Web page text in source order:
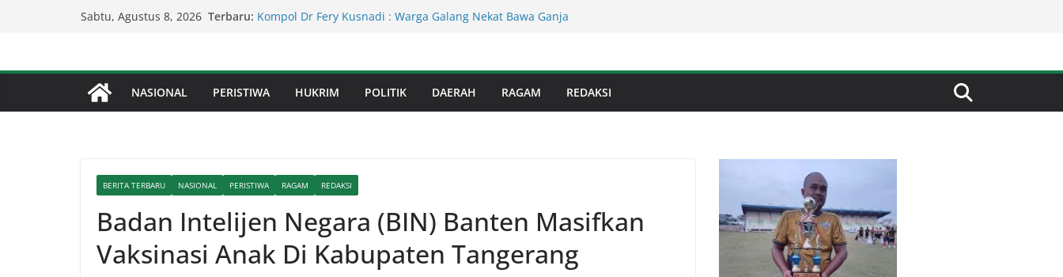
Sabtu, Agustus 8, 2026 Terbaru: Penegakan Hukum Profesional Tanpa Praktik Transaksiona
Percepat Penanganan Infrastruktur Kota Medan, Dinas
SDABMBK Perkuat Sinergi dengan Kecamatan
NASIONAL PERISTIWA HUKRIM POLITIK DAERAH RAGAM REDAKSI
BERITA TERBARU NASIONAL PERISTIWA RAGAM REDAKSI
Badan Intelijen Negara (BIN) Banten Masifkan
Vaksinasi Anak Di Kabupaten Tangerang